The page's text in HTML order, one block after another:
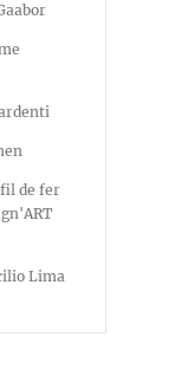
de fer
Lima